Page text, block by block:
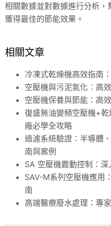
相關數據並對數據進行分析
獲得最佳的節能效果。
相關文章
冷凍式乾燥機高效指南
空壓機與污泥氣化：高
空壓機保養與節能：高
復盛無油變頻空壓機+
廠必學全攻略
過濾系統驗證：半導體
南與案例
SA 空壓機震動控制：
SAV-M系列空壓機應用
南
高端醫療廢水處理：專